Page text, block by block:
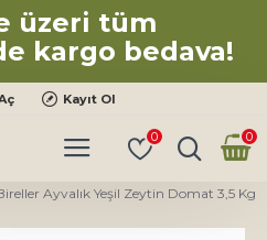
üzeri tüm
kargo bedava!
Kayıt Ol
0 0
Ayvalık Yeşil Zeytin Domat 3,5 Kg